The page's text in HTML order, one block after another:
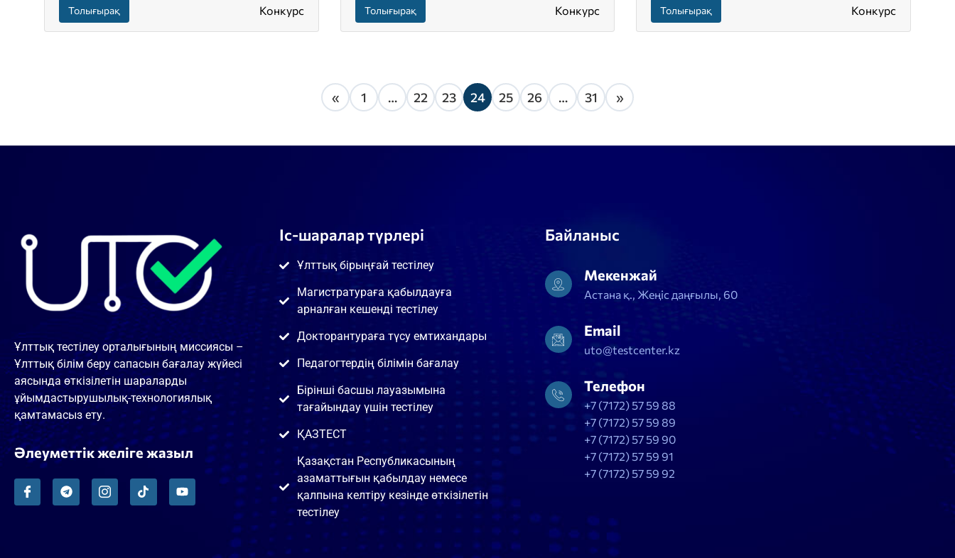
Толығырақ Конкурс Толығырақ Конкурс Толығырақ Конкурс
« 1 … 22 23 24 25 26 … 31 »
Ұлттық тестілеу орталығының миссиясы –
Ұлттық білім беру сапасын бағалау жүйесі
аясында өткізілетін шараларды
ұйымдастырушылық-технологиялық
қамтамасыз ету.
Әлеуметтік желіге жазыл
Іс-шаралар түрлері
Ұлттық бірыңғай тестілеу
Магистратураға қабылдауға
арналған кешенді тестілеу
Докторантураға түсу емтихандары
Педагогтердің білімін бағалау
Бірінші басшы лауазымына
тағайындау үшін тестілеу
ҚАЗТЕСТ
Қазақстан Республикасының
азаматтығын қабылдау немесе
қалпына келтіру кезінде өткізілетін
тестілеу
Байланыс
Мекенжай
Астана қ., Жеңіс даңғылы, 60
Email
uto@testcenter.kz
Телефон
+7 (7172) 57 59 88
+7 (7172) 57 59 89
+7 (7172) 57 59 90
+7 (7172) 57 59 91
+7 (7172) 57 59 92